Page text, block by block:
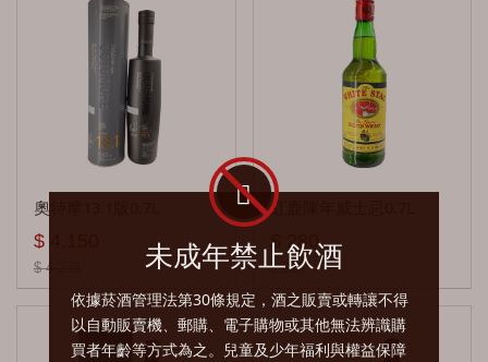
未成年禁止飲酒
依據菸酒管理法第30條規定，酒之販賣或轉讓不得
以自動販賣機、郵購、電子購物或其他無法辨識購
買者年齡等方式為之。兒童及少年福利與權益保障
巴布萊爾 Balblair
布納哈本 Bunnahabhain
布萊迪 Bruichladdich
波摩 Bowmore
班瑞克 Benriach
百樂門 Benromach
克里尼利基 Clynelish
奧特摩13.1版0.7L
$ 4,150
$ 4,233
紅鹿陳年威士忌0.7L
$ 280
$ 286